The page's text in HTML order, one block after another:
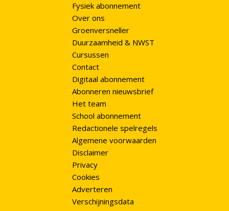
Fysiek abonnement
Over ons
Groenversneller
Duurzaamheid & NWST
Cursussen
Contact
Digitaal abonnement
Abonneren nieuwsbrief
Het team
School abonnement
Redactionele spelregels
Algemene voorwaarden
Disclaimer
Privacy
Cookies
Adverteren
Verschijningsdata